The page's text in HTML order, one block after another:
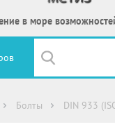
в море
Болты DIN 933